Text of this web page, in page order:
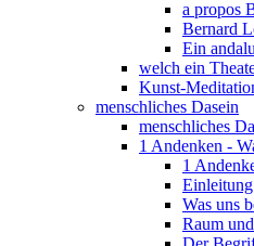
a propos
Bernard
Ein
welch ein
Kunst-
menschliches Dasein
menschliches
1 Andenken -
1
Einleitung
Was uns
Raum